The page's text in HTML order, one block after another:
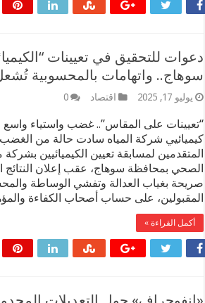
للتحقيق في تعيينات
واتهامات بالمحسوبية
17, 2025 اقتصاد 0
على المقاس”.. غضب واستياء واسع من
شركة المياه سادت حالة من الغضب
لمسابقة تعيين الكيميائيين بشركة
بمحافظة سوهاج، عقب إعلان النتائج
بغياب العدالة وتفشي الوساطة
على حساب أصحاب الكفاءة
القراءة »